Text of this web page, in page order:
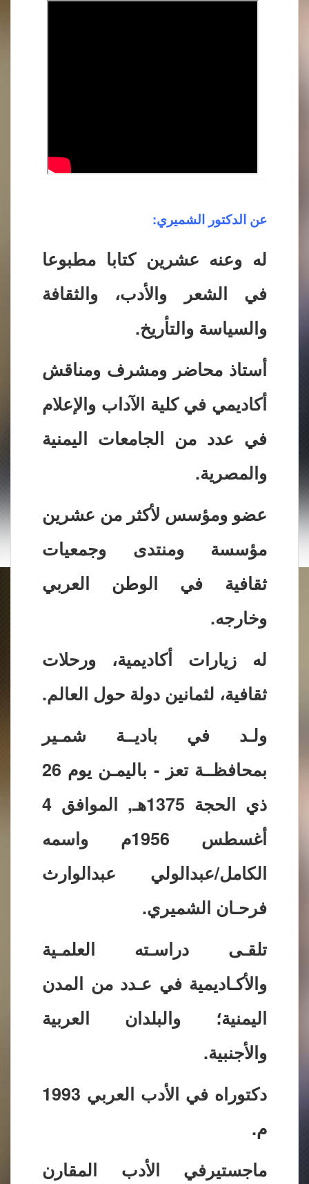
عن الدكتور الشميري:
له وعنه عشرين كتابا مطبوعا
في الشعر والأدب، والثقافة
والسياسة والتأريخ.
أستاذ محاضر ومشرف ومناقش
أكاديمي في كلية الآداب والإعلام
في عدد من الجامعات اليمنية
والمصرية.
عضو ومؤسس لأكثر من عشرين
مؤسسة ومنتدى وجمعيات
ثقافية في الوطن العربي
وخارجه.
له زيارات أكاديمية، ورحلات
ثقافية، لثمانين دولة حول العالم.
ولـد في باديــة شمـير
بمحافظــة تعز - باليمـن يوم 26
ذي الحجة 1375هـ, الموافق 4
أغسطس 1956م واسمه
الكامل/عبدالولي عبدالوارث
فرحـان الشميري.
تلقـى دراسـته العلمـية
والأكـاديمية في عـدد من المدن
اليمنية؛ والبلدان العربية
والأجنبية.
دكتوراه في الأدب العربي 1993
م.
ماجستيرفي الأدب المقارن